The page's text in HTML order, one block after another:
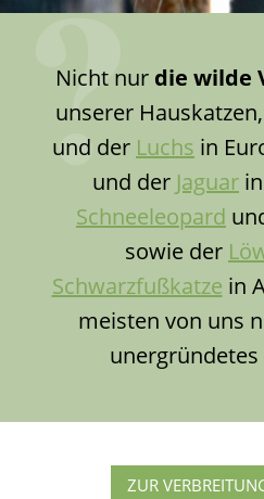
Nicht nur die wilde
unserer
und der Luchs in
und der Jaguar
Schneeleopard
sowie der
Schwarzfußkatze in
meisten von uns
ZUR